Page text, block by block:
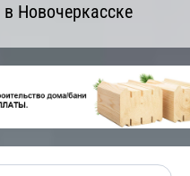
Новочеркасске